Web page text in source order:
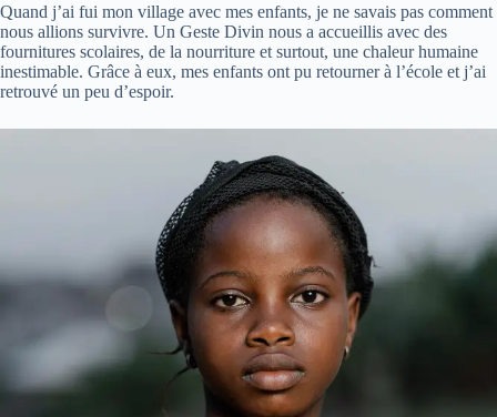
Quand j’ai fui mon village avec mes enfants, je ne savais pas comment
nous allions survivre. Un Geste Divin nous a accueillis avec des
fournitures scolaires, de la nourriture et surtout, une chaleur humaine
inestimable. Grâce à eux, mes enfants ont pu retourner à l’école et j’ai
retrouvé un peu d’espoir.